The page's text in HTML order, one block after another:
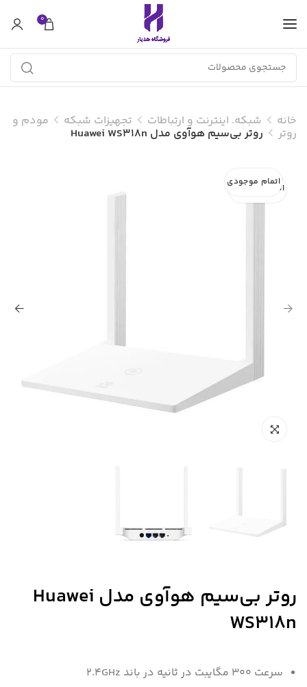
0
خانه شبکه. اینترنت و ارتباطات تجهیزات شبکه مودم و
روتر روتر بی‌سیم هوآوی مدل Huawei WS318n
اتمام موجودی
اتمام موجودی
روتر بی‌سیم هوآوی مدل Huawei
WS318n
سرعت 300 مگایبت در ثانیه در باند 2.4GHz